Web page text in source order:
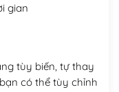
gian
tùy biến, tự thay
có thể tùy chỉnh